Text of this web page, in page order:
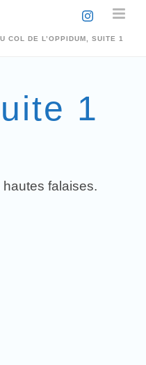
COL DE L’OPPIDUM, SUITE 1
1
falaises.